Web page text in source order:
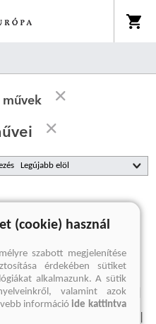
nincs találat
felmondási nyilatkozat
(cookie) használ
szabott megjelenítése
érdekében sütiket
alkalmazunk. A sütik
valamint azok
információide kattintva